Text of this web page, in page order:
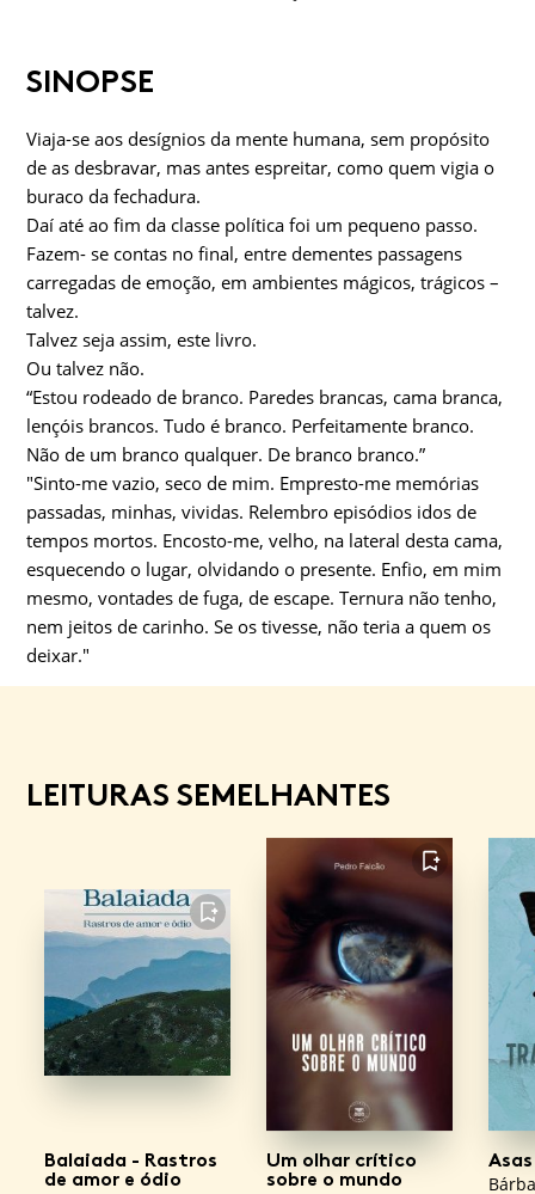
SINOPSE
Viaja-se aos desígnios da mente humana, sem propósito
de as desbravar, mas antes espreitar, como quem vigia o
buraco da fechadura.
Daí até ao fim da classe política foi um pequeno passo.
Fazem- se contas no final, entre dementes passagens
carregadas de emoção, em ambientes mágicos, trágicos –
talvez.
Talvez seja assim, este livro.
Ou talvez não.
“Estou rodeado de branco. Paredes brancas, cama branca,
lençóis brancos. Tudo é branco. Perfeitamente branco.
Não de um branco qualquer. De branco branco.”
"Sinto-me vazio, seco de mim. Empresto-me memórias
passadas, minhas, vividas. Relembro episódios idos de
tempos mortos. Encosto-me, velho, na lateral desta cama,
esquecendo o lugar, olvidando o presente. Enfio, em mim
mesmo, vontades de fuga, de escape. Ternura não tenho,
nem jeitos de carinho. Se os tivesse, não teria a quem os
deixar."
LEITURAS SEMELHANTES
FAVORITO
Balaiada - Rastros
de amor e ódio
FAVORITO
Um olhar crítico
sobre o mundo